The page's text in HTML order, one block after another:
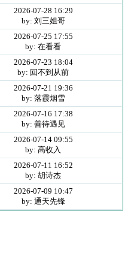
2026-07-28 16:29
by: 刘三姐哥
2026-07-25 17:55
by: 在看看
2026-07-23 18:04
by: 回不到从前
2026-07-21 19:36
by: 落霞烟雪
2026-07-16 17:38
by: 善待遇见
2026-07-14 09:55
by: 高收入
2026-07-11 16:52
by: 胡诗杰
2026-07-09 10:47
by: 通天先锋